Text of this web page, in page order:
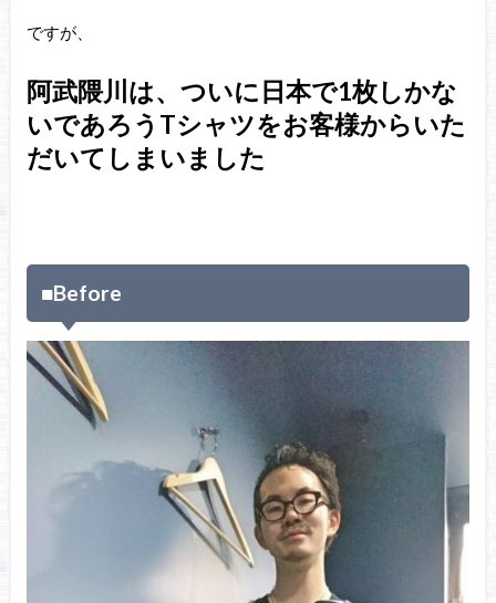
ですが、
阿武隈川は、ついに日本で1枚しかな
いであろうTシャツをお客様からいた
だいてしまいました
■Before